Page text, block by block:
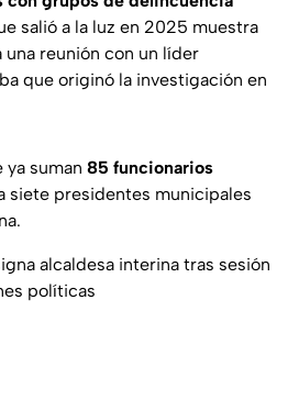
salió a la luz en 2025 muestra
reunión con un líder
que originó la investigación en
ya suman 85 funcionarios
siete presidentes municipales
alcaldesa interina tras sesión
políticas